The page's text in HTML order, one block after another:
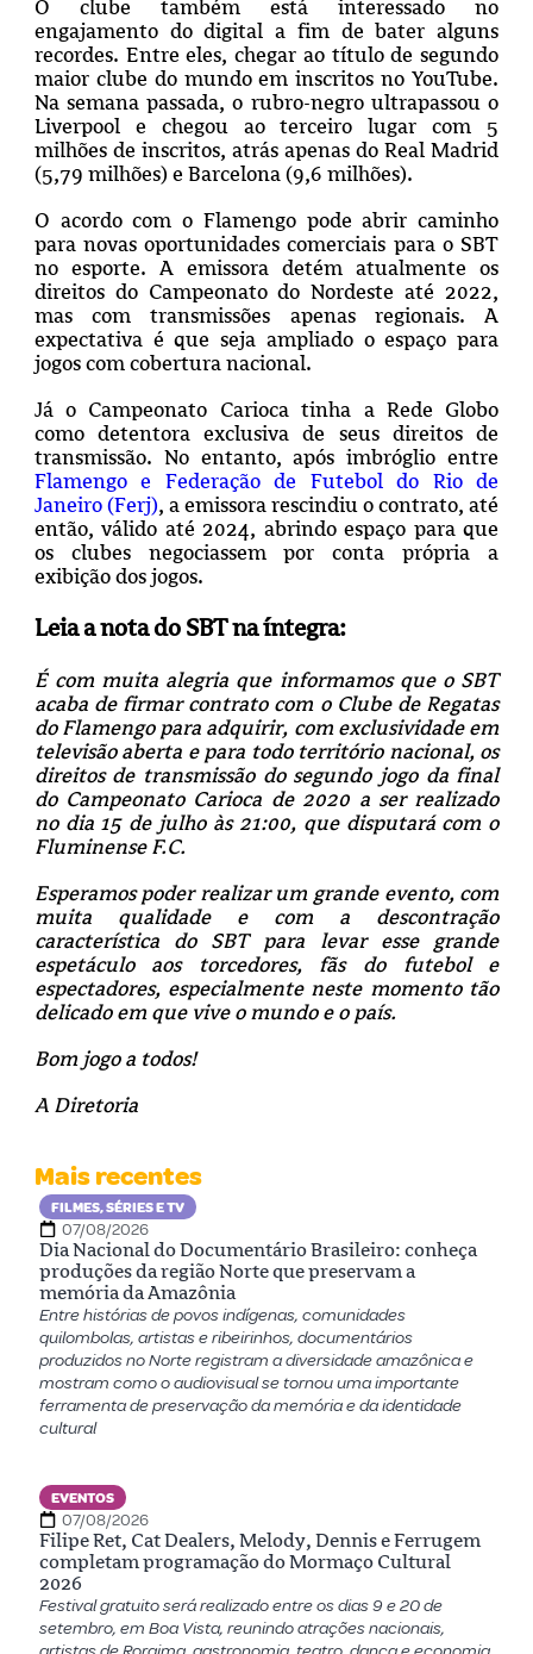
O clube também está interessado no
engajamento do digital a fim de bater alguns
recordes. Entre eles, chegar ao título de segundo
maior clube do mundo em inscritos noYouTube.
Na semana passada, o rubro-negro ultrapassou o
Liverpool e chegou ao terceiro lugar com 5
milhões de inscritos, atrás apenas do Real Madrid
(5,79 milhões) e Barcelona (9,6 milhões).
O acordo com o Flamengo pode abrir caminho
para novas oportunidades comerciais para o SBT
no esporte. A emissora detém atualmente os
direitos do Campeonato do Nordeste até 2022,
mas com transmissões apenas regionais. A
expectativa é que seja ampliado o espaço para
jogos com cobertura nacional.
Já o Campeonato Carioca tinha a Rede Globo
como detentora exclusiva de seus direitos de
transmissão. No entanto, após imbróglio entre
Flamengo e Federação de Futebol do Rio de
Janeiro (Ferj), a emissora rescindiu o contrato, até
então, válido até 2024, abrindo espaço para que
os clubes negociassem por conta própria a
exibição dos jogos.
Leia a nota do SBT na íntegra:
É com muita alegria que informamos que o SBT
acaba de firmar contrato com o Clube de Regatas
do Flamengo para adquirir, com exclusividade em
televisão aberta e para todo território nacional, os
direitos de transmissão do segundo jogo da final
do Campeonato Carioca de 2020 a ser realizado
no dia 15 de julho às 21:00, que disputará com o
Fluminense F.C.
Esperamos poder realizar um grande evento, com
muita qualidade e com a descontração
característica do SBT para levar esse grande
espetáculo aos torcedores, fãs do futebol e
espectadores, especialmente neste momento tão
delicado em que vive o mundo e o país.
Bom jogo a todos!
A Diretoria
Mais recentes
FILMES, SÉRIES E TV
07/08/2026
Dia Nacional do Documentário Brasileiro: conheça
produções da região Norte que preservam a
memória da Amazônia
Entre histórias de povos indígenas, comunidades
quilombolas, artistas e ribeirinhos, documentários
produzidos no Norte registram a diversidade amazônica e
mostram como o audiovisual se tornou uma importante
ferramenta de preservação da memória e da identidade
cultural
EVENTOS
07/08/2026
Filipe Ret, Cat Dealers, Melody, Dennis e Ferrugem
completam programação do Mormaço Cultural
2026
Festival gratuito será realizado entre os dias 9 e 20 de
setembro, em Boa Vista, reunindo atrações nacionais,